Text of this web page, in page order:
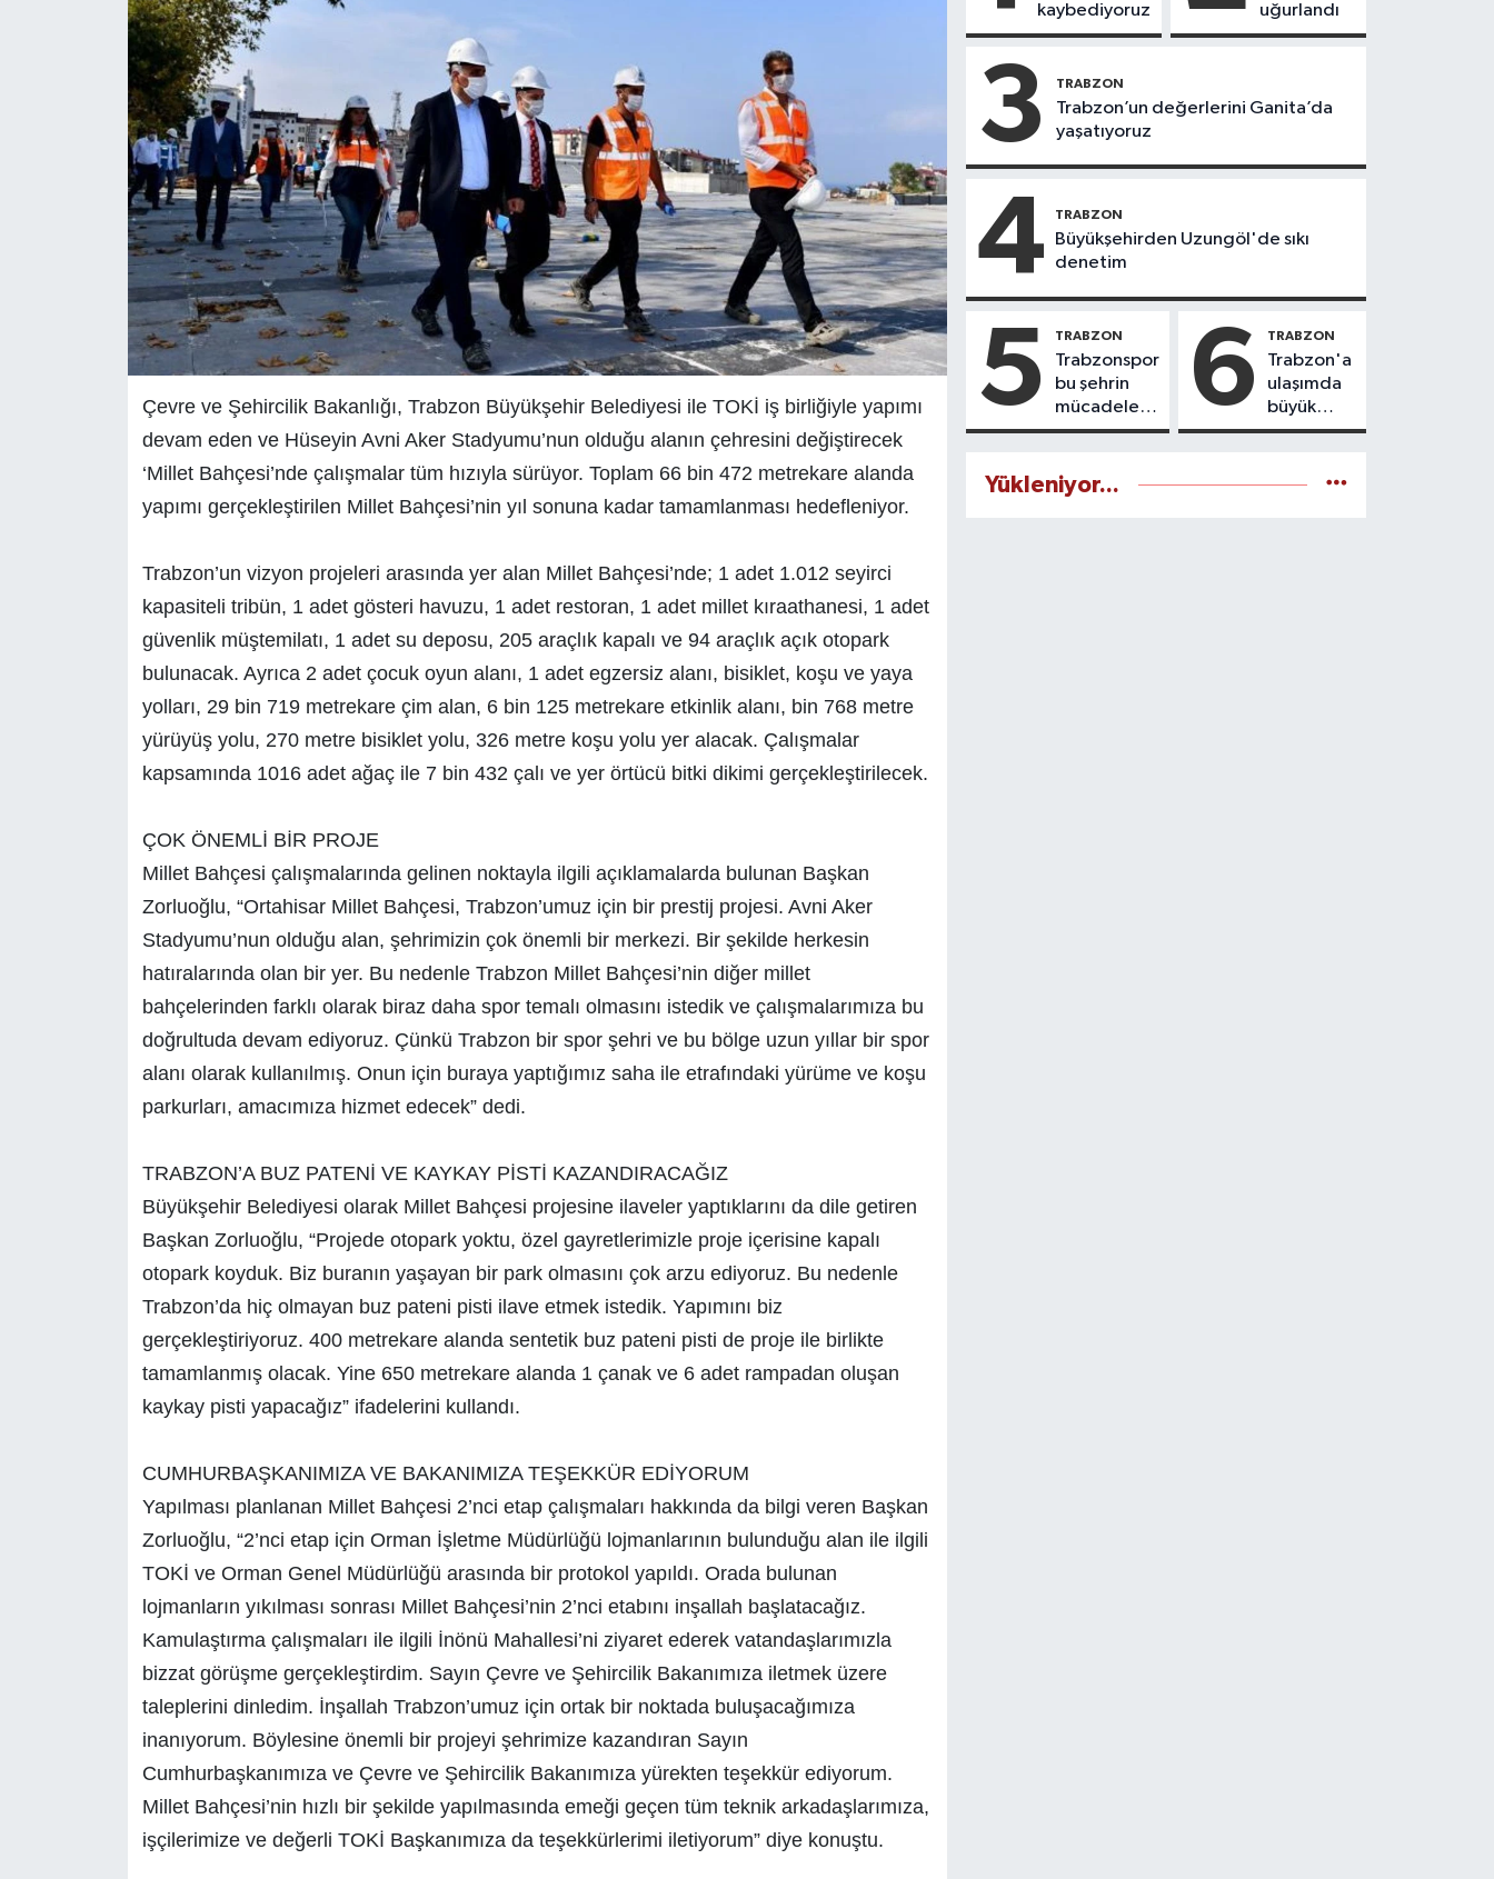
Çevre ve Şehircilik Bakanlığı, Trabzon Büyükşehir Belediyesi ile TOKİ iş birliğiyle yapımı
devam eden ve Hüseyin Avni Aker Stadyumu’nun olduğu alanın çehresini değiştirecek
‘Millet Bahçesi’nde çalışmalar tüm hızıyla sürüyor. Toplam 66 bin 472 metrekare alanda
yapımı gerçekleştirilen Millet Bahçesi’nin yıl sonuna kadar tamamlanması hedefleniyor.
Trabzon’un vizyon projeleri arasında yer alan Millet Bahçesi’nde; 1 adet 1.012 seyirci
kapasiteli tribün, 1 adet gösteri havuzu, 1 adet restoran, 1 adet millet kıraathanesi, 1 adet
güvenlik müştemilatı, 1 adet su deposu, 205 araçlık kapalı ve 94 araçlık açık otopark
bulunacak. Ayrıca 2 adet çocuk oyun alanı, 1 adet egzersiz alanı, bisiklet, koşu ve yaya
yolları, 29 bin 719 metrekare çim alan, 6 bin 125 metrekare etkinlik alanı, bin 768 metre
yürüyüş yolu, 270 metre bisiklet yolu, 326 metre koşu yolu yer alacak. Çalışmalar
kapsamında 1016 adet ağaç ile 7 bin 432 çalı ve yer örtücü bitki dikimi gerçekleştirilecek.
ÇOK ÖNEMLİ BİR PROJE
Millet Bahçesi çalışmalarında gelinen noktayla ilgili açıklamalarda bulunan Başkan
Zorluoğlu, “Ortahisar Millet Bahçesi, Trabzon’umuz için bir prestij projesi. Avni Aker
Stadyumu’nun olduğu alan, şehrimizin çok önemli bir merkezi. Bir şekilde herkesin
hatıralarında olan bir yer. Bu nedenle Trabzon Millet Bahçesi’nin diğer millet
bahçelerinden farklı olarak biraz daha spor temalı olmasını istedik ve çalışmalarımıza bu
doğrultuda devam ediyoruz. Çünkü Trabzon bir spor şehri ve bu bölge uzun yıllar bir spor
alanı olarak kullanılmış. Onun için buraya yaptığımız saha ile etrafındaki yürüme ve koşu
parkurları, amacımıza hizmet edecek” dedi.
TRABZON’A BUZ PATENİ VE KAYKAY PİSTİ KAZANDIRACAĞIZ
Büyükşehir Belediyesi olarak Millet Bahçesi projesine ilaveler yaptıklarını da dile getiren
Başkan Zorluoğlu, “Projede otopark yoktu, özel gayretlerimizle proje içerisine kapalı
otopark koyduk. Biz buranın yaşayan bir park olmasını çok arzu ediyoruz. Bu nedenle
Trabzon’da hiç olmayan buz pateni pisti ilave etmek istedik. Yapımını biz
gerçekleştiriyoruz. 400 metrekare alanda sentetik buz pateni pisti de proje ile birlikte
tamamlanmış olacak. Yine 650 metrekare alanda 1 çanak ve 6 adet rampadan oluşan
kaykay pisti yapacağız” ifadelerini kullandı.
CUMHURBAŞKANIMIZA VE BAKANIMIZA TEŞEKKÜR EDİYORUM
Yapılması planlanan Millet Bahçesi 2’nci etap çalışmaları hakkında da bilgi veren Başkan
Zorluoğlu, “2’nci etap için Orman İşletme Müdürlüğü lojmanlarının bulunduğu alan ile ilgili
TOKİ ve Orman Genel Müdürlüğü arasında bir protokol yapıldı. Orada bulunan
lojmanların yıkılması sonrası Millet Bahçesi’nin 2’nci etabını inşallah başlatacağız.
Kamulaştırma çalışmaları ile ilgili İnönü Mahallesi’ni ziyaret ederek vatandaşlarımızla
bizzat görüşme gerçekleştirdim. Sayın Çevre ve Şehircilik Bakanımıza iletmek üzere
taleplerini dinledim. İnşallah Trabzon’umuz için ortak bir noktada buluşacağımıza
inanıyorum. Böylesine önemli bir projeyi şehrimize kazandıran Sayın
Cumhurbaşkanımıza ve Çevre ve Şehircilik Bakanımıza yürekten teşekkür ediyorum.
Millet Bahçesi’nin hızlı bir şekilde yapılmasında emeği geçen tüm teknik arkadaşlarımıza,
işçilerimize ve değerli TOKİ Başkanımıza da teşekkürlerimi iletiyorum” diye konuştu.
kaybediyoruz
uğurlandı
3 TRABZON
Trabzon’un değerlerini Ganita’da
yaşatıyoruz
4 TRABZON
Büyükşehirden Uzungöl'de sıkı
denetim
5 TRABZON
Trabzonspor
bu şehrin
mücadele
ruhudur
6 TRABZON
Trabzon'a
ulaşımda
büyük
yatırımlar
Yükleniyor...